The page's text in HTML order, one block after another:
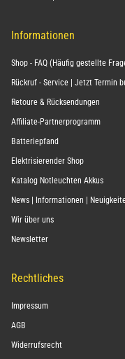
Informationen
Shop - FAQ (Häufig gestellte
Rückruf - Service | Jetzt Termin
Retoure & Rücksendungen
Affiliate-Partnerprogramm
Batteriepfand
Elektrisierender Shop
Katalog Notleuchten Akkus
News | Informationen |
Wir über uns
Newsletter
Rechtliches
Impressum
AGB
Widerrufsrecht